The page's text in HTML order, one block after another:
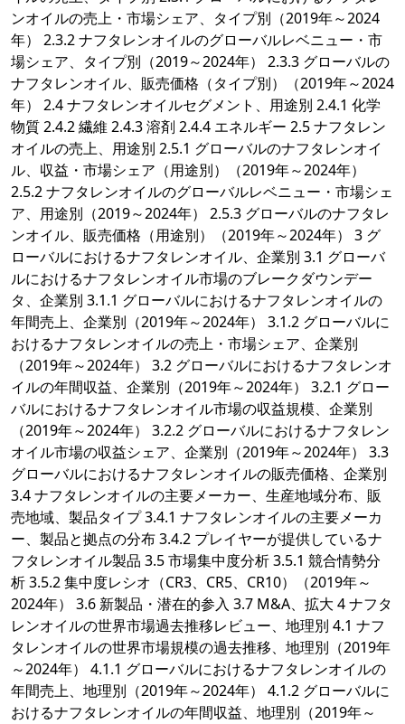
ンオイルの売上・市場シェア、タイプ別（2019年～2024
年） 2.3.2 ナフタレンオイルのグローバルレベニュー・市
場シェア、タイプ別（2019～2024年） 2.3.3 グローバルの
ナフタレンオイル、販売価格（タイプ別）（2019年～2024
年） 2.4 ナフタレンオイルセグメント、用途別 2.4.1 化学
物質 2.4.2 繊維 2.4.3 溶剤 2.4.4 エネルギー 2.5 ナフタレン
オイルの売上、用途別 2.5.1 グローバルのナフタレンオイ
ル、収益・市場シェア（用途別）（2019年～2024年）
2.5.2 ナフタレンオイルのグローバルレベニュー・市場シェ
ア、用途別（2019～2024年） 2.5.3 グローバルのナフタレ
ンオイル、販売価格（用途別）（2019年～2024年） 3 グ
ローバルにおけるナフタレンオイル、企業別 3.1 グローバ
ルにおけるナフタレンオイル市場のブレークダウンデー
タ、企業別 3.1.1 グローバルにおけるナフタレンオイルの
年間売上、企業別（2019年～2024年） 3.1.2 グローバルに
おけるナフタレンオイルの売上・市場シェア、企業別
（2019年～2024年） 3.2 グローバルにおけるナフタレンオ
イルの年間収益、企業別（2019年～2024年） 3.2.1 グロー
バルにおけるナフタレンオイル市場の収益規模、企業別
（2019年～2024年） 3.2.2 グローバルにおけるナフタレン
オイル市場の収益シェア、企業別（2019年～2024年） 3.3
グローバルにおけるナフタレンオイルの販売価格、企業別
3.4 ナフタレンオイルの主要メーカー、生産地域分布、販
売地域、製品タイプ 3.4.1 ナフタレンオイルの主要メーカ
ー、製品と拠点の分布 3.4.2 プレイヤーが提供しているナ
フタレンオイル製品 3.5 市場集中度分析 3.5.1 競合情勢分
析 3.5.2 集中度レシオ（CR3、CR5、CR10）（2019年～
2024年） 3.6 新製品・潜在的参入 3.7 M&A、拡大 4 ナフタ
レンオイルの世界市場過去推移レビュー、地理別 4.1 ナフ
タレンオイルの世界市場規模の過去推移、地理別（2019年
～2024年） 4.1.1 グローバルにおけるナフタレンオイルの
年間売上、地理別（2019年～2024年） 4.1.2 グローバルに
おけるナフタレンオイルの年間収益、地理別（2019年～